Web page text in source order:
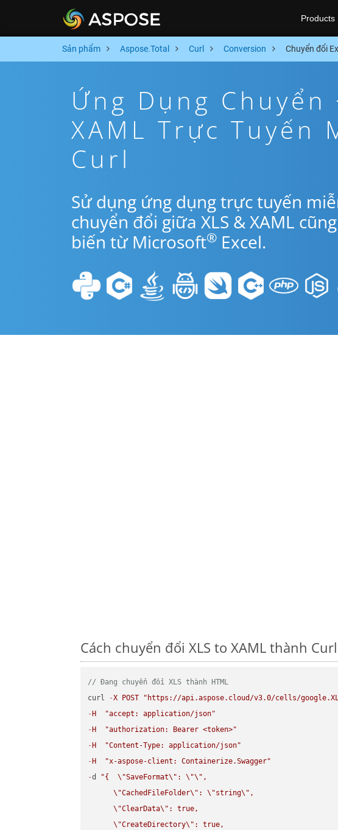
Products
Sản phẩm Aspose.Total Curl Conversion Chuyển đổi
Ứng Dụng Chuyển
XAML Trực Tuyến
Curl
Sử dụng ứng dụng trực tuyến
chuyển đổi giữa XLS & XAML
biến từ Microsoft® Excel.
Cách chuyển đổi XLS to XAML thành
// Đang chuyển đổi XLS thành HTML
curl
-X POST
"https://api.aspose.cloud/v3.0/cells/google.XLS/
- H
"accept: application/json"
- H
"authorization: Bearer <token>"
- H
"Content-Type: application/json"
- H
"x-aspose-client: Containerize.Swagger"
-d "{ \"SaveFormat\" : \"\" ,
\"CachedFileFolder\" : \"string\" ,
\"ClearData\" : true,
\"CreateDirectory\" : true,